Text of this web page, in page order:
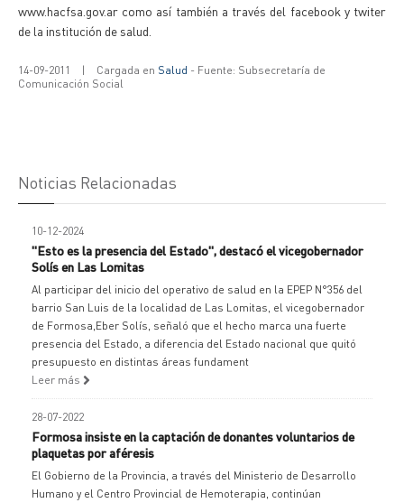
www.hacfsa.gov.ar como así también a través del facebook y twiter
de la institución de salud.
14-09-2011 | Cargada en Salud - Fuente: Subsecretaría de
Comunicación Social
Noticias Relacionadas
10-12-2024
"Esto es la presencia del Estado", destacó el vicegobernador
Solís en Las Lomitas
Al participar del inicio del operativo de salud en la EPEP N°356 del
barrio San Luis de la localidad de Las Lomitas, el vicegobernador
de Formosa,Eber Solís, señaló que el hecho marca una fuerte
presencia del Estado, a diferencia del Estado nacional que quitó
presupuesto en distintas áreas fundament
Leer más
28-07-2022
Formosa insiste en la captación de donantes voluntarios de
plaquetas por aféresis
El Gobierno de la Provincia, a través del Ministerio de Desarrollo
Humano y el Centro Provincial de Hemoterapia, continúan